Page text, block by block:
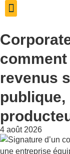
revenus
publique,
4 août 2026